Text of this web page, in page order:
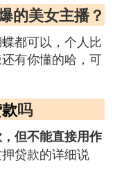
的美女主播？
都可以，个人比
有你懂的哈，可
吗
但不能直接用作
贷款的详细说